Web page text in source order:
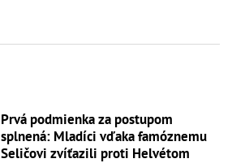
Prvá podmienka za postupom
splnená: Mladíci vďaka famóznemu
Seličovi zvíťazili proti Helvétom